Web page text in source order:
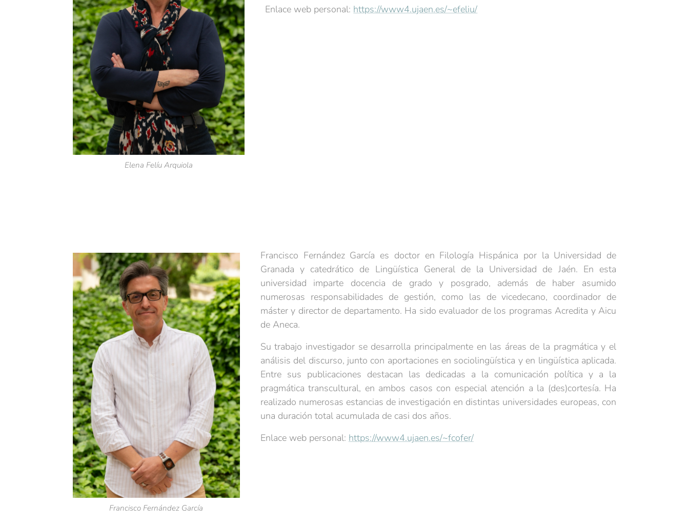
Elena Felíu Arquiola
Enlace web personal: https://www4.ujaen.es/~efeliu/
Francisco Fernández García
Francisco Fernández García es doctor en Filología Hispánica por la Universidad de
Granada y catedrático de Lingüística General de la Universidad de Jaén. En esta
universidad imparte docencia de grado y posgrado, además de haber asumido
numerosas responsabilidades de gestión, como las de vicedecano, coordinador de
máster y director de departamento. Ha sido evaluador de los programas Acredita y Aicu
de Aneca.
Su trabajo investigador se desarrolla principalmente en las áreas de la pragmática y el
análisis del discurso, junto con aportaciones en sociolingüística y en lingüística aplicada.
Entre sus publicaciones destacan las dedicadas a la comunicación política y a la
pragmática transcultural, en ambos casos con especial atención a la (des)cortesía. Ha
realizado numerosas estancias de investigación en distintas universidades europeas, con
una duración total acumulada de casi dos años.
Enlace web personal: https://www4.ujaen.es/~fcofer/